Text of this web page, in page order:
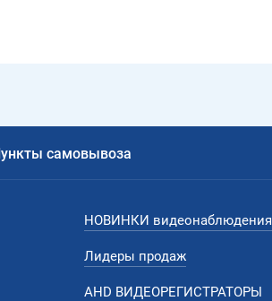
самовывоза
НОВИНКИ видеонаблюдения
Лидеры продаж
AHD ВИДЕОРЕГИСТРАТОРЫ